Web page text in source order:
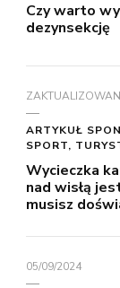
Czy warto
dezynsekcję
ARTYKUŁ
SPORT,
Wycieczka
nad wisłą
musisz
05/09/2024